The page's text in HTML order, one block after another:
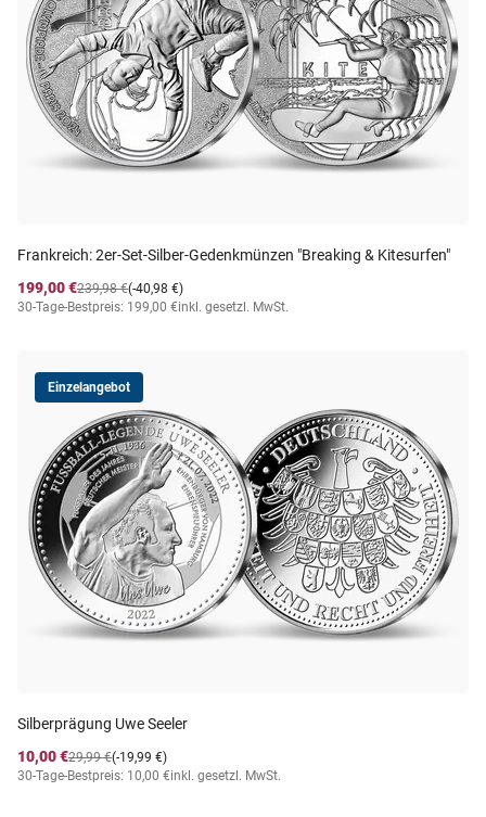
Frankreich: 2er-Set-Silber-Gedenkmünzen "Breaking & Kitesurfen"
199,00 €
(-40,98 €)
239,98 €
30-Tage-Bestpreis: 199,00 €inkl. gesetzl. MwSt.
Einzelangebot
Silberprägung Uwe Seeler
10,00 €
(-19,99 €)
29,99 €
30-Tage-Bestpreis: 10,00 €inkl. gesetzl. MwSt.